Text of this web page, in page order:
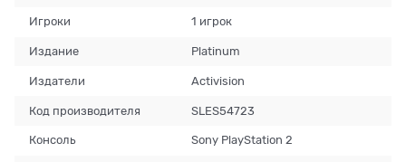
Игроки 1 игрок
Издание Platinum
Издатели Activision
Код производителя SLES54723
Консоль Sony PlayStation 2